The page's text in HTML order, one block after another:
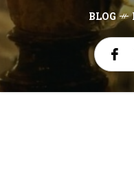
BLOG